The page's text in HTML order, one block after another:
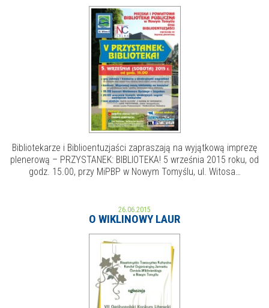
NAJBLIŻSZE WYDARZENIA
WYDARZENIA BIEŻĄCE
WYDARZYŁO SIĘ
STREFA WIEDZY O REGIONIE
FORMY STAŁE
NASZE FILIE
POLECANE STRONY
Bibliotekarze i Biblioentuzjaści zapraszają na wyjątkową imprezę
plenerową – PRZYSTANEK: BIBLIOTEKA! 5 września 2015 roku, od
godz. 15.00, przy MiPBP w Nowym Tomyślu, ul. Witosa…
26.06.2015
O WIKLINOWY LAUR